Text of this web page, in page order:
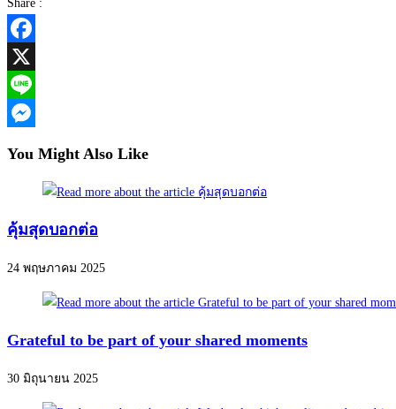
Share :
Facebook
X
Line
You Might Also Like
คุ้มสุดบอกต่อ
24 พฤษภาคม 2025
Grateful to be part of your shared moments
30 มิถุนายน 2025